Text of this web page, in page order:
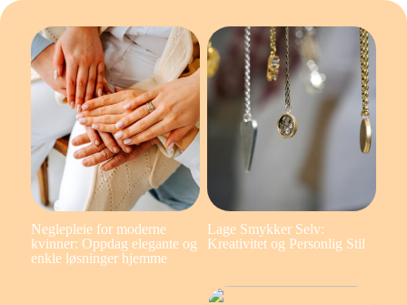
Neglepleie for moderne
kvinner: Oppdag elegante og
enkle løsninger hjemme
Lage Smykker Selv:
Kreativitet og Personlig Stil